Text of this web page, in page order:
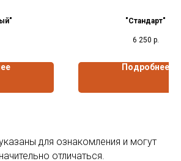
"Стандарт"
6 250 р.
Подробнее
для ознакомления и могут
отличаться.